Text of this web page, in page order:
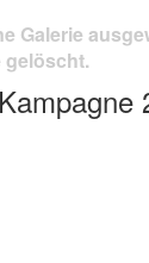
Galerie
gelöscht.
Kampagne